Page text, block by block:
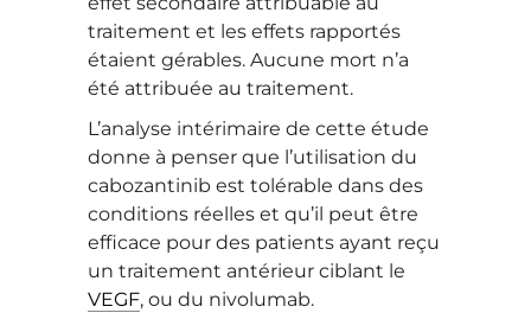
traitement et les effets rapportés
étaient gérables. Aucune mort n’a
été attribuée au traitement.
L’analyse intérimaire de cette étude
donne à penser que l’utilisation du
cabozantinib est tolérable dans des
conditions réelles et qu’il peut être
efficace pour des patients ayant reçu
un traitement antérieur ciblant le
VEGF, ou du nivolumab.